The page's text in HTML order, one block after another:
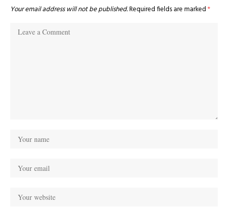
Your email address will not be published.Required fields are marked*